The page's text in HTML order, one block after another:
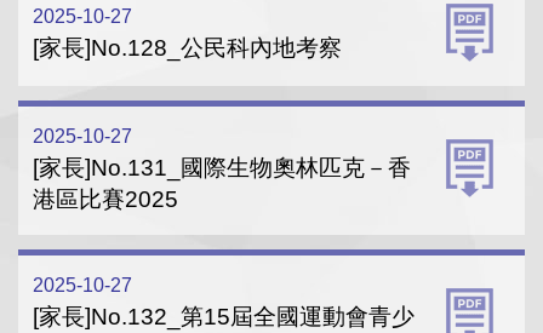
2025-10-27
[家長]No.128_公民科內地考察
2025-10-27
[家長]No.131_國際生物奧林匹克－香
港區比賽2025
2025-10-27
[家長]No.132_第15屆全國運動會青少